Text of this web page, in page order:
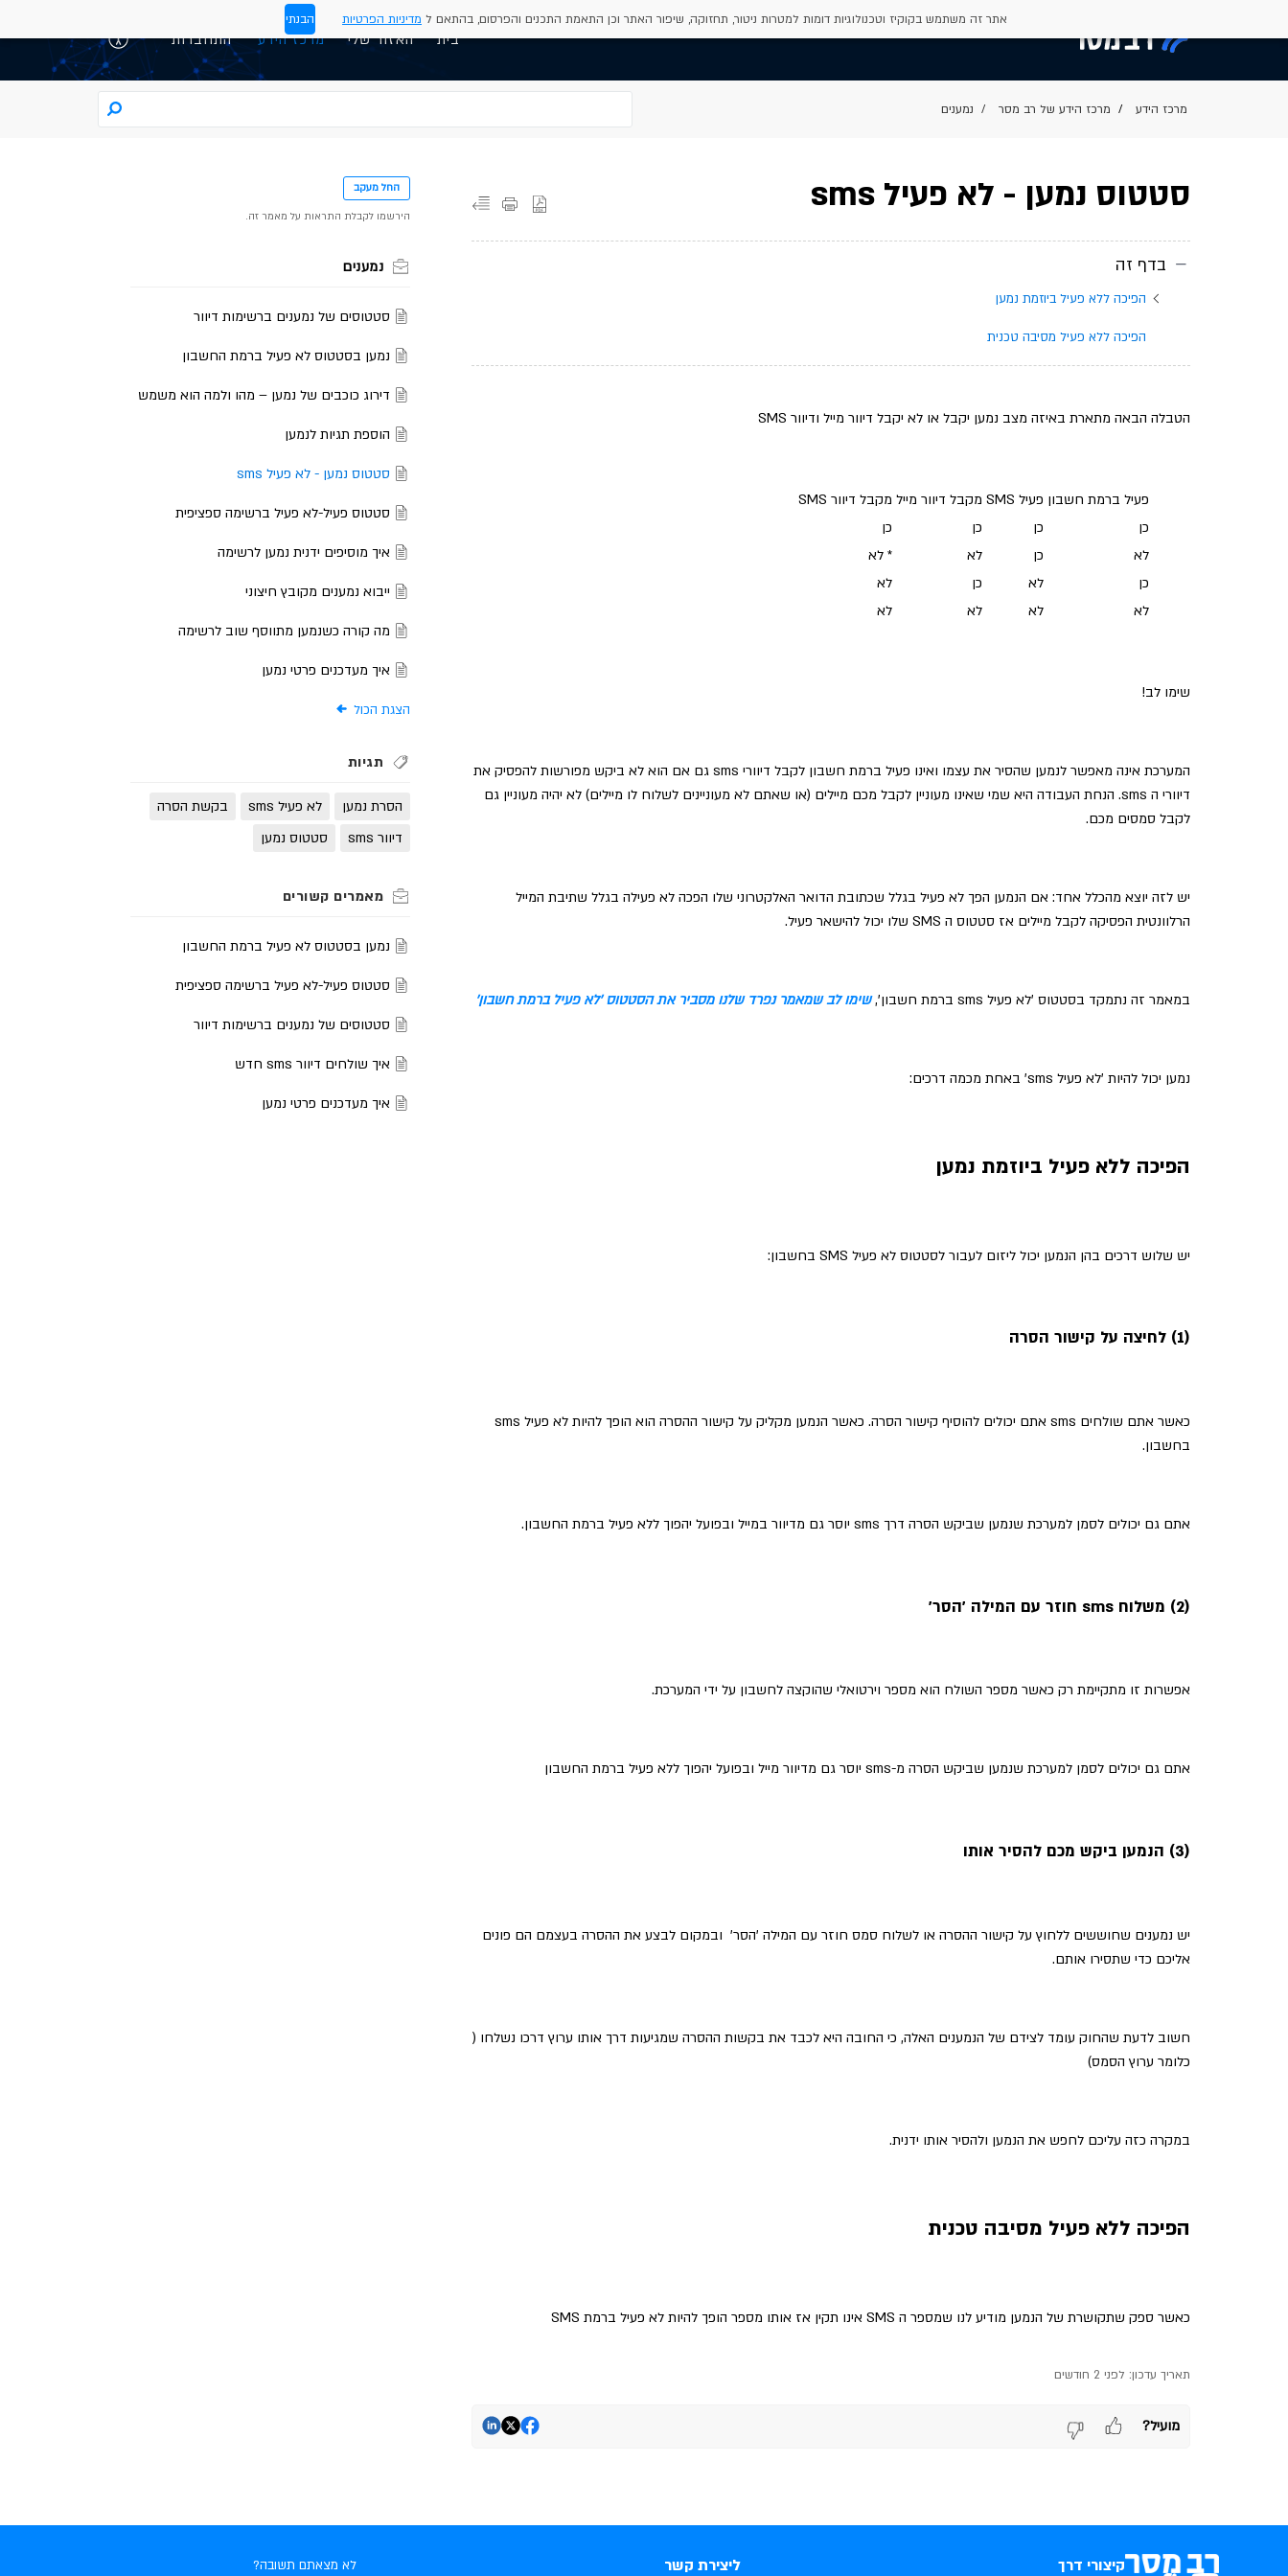
אתר זה משתמש בקוקיז וטכנולוגיות דומות למטרות ניטור, תחזוקה, שיפור האתר וכן התאמת התכנים והפרסום, בהתאם ל מדיניות הפרטיות הבנתי
בית האזור שלי התחברות
מרכז הידע של רב מסר נמענים
סטטוס נמען - לא פעיל sms
בדף זה
הפיכה ללא פעיל ביוזמת נמען
הפיכה ללא פעיל מסיבה טכנית
הטבלה הבאה מתארת באיזה מצב נמען יקבל או לא יקבל דיוור מייל ודיוור SMS
פעיל ברמת חשבון פעיל SMS מקבל דיוור מייל מקבל דיוור SMS
כן
כן כן
כן
לא
כן לא
* לא
כן
לא כן
לא
לא
לא לא לא
שימו לב!
המערכת אינה מאפשר לנמען שהסיר את עצמו ואינו פעיל ברמת חשבון לקבל דיוורי sms גם אם הוא לא ביקש מפורשות להפסיק את
דיוורי ה sms. הנחת העבודה היא שמי שאינו מעוניין לקבל מכם מיילים (או שאתם לא מעוניינים לשלוח לו מיילים) לא יהיה מעוניין גם
לקבל סמסים מכם.
יש לזה יוצא מהכלל אחד: אם הנמען הפך לא פעיל בגלל שכתובת הדואר האלקטרוני שלו הפכה לא פעילה בגלל שתיבת המייל
הרלוונטית הפסיקה לקבל מיילים אז סטטוס ה SMS שלו יכול להישאר פעיל.
במאמר זה נתמקד בסטטוס 'לא פעיל sms ברמת חשבון', שימו לב שמאמר נפרד שלנו מסביר את הסטטוס 'לא פעיל ברמת חשבון'
נמען יכול להיות 'לא פעיל sms' באחת מכמה דרכים:
הפיכה ללא פעיל ביוזמת נמען
יש שלוש דרכים בהן הנמען יכול ליזום לעבור לסטטוס לא פעיל SMS בחשבון:
(1) לחיצה על קישור הסרה
כאשר אתם שולחים sms אתם יכולים להוסיף קישור הסרה. כאשר הנמען מקליק על קישור ההסרה הוא הופך להיות לא פעיל sms
בחשבון.
אתם גם יכולים לסמן למערכת שנמען שביקש הסרה דרך sms יוסר גם מדיוור במייל ובפועל יהפוך ללא פעיל ברמת החשבון.
(2) משלוח sms חוזר עם המילה 'הסר'
אפשרות זו מתקיימת רק כאשר מספר השולח הוא מספר וירטואלי שהוקצה לחשבון על ידי המערכת.
אתם גם יכולים לסמן למערכת שנמען שביקש הסרה מ-sms יוסר גם מדיוור מייל ובפועל יהפוך ללא פעיל ברמת החשבון
(3) הנמען ביקש מכם להסיר אותו
יש נמענים שחוששים ללחוץ על קישור ההסרה או לשלוח סמס חוזר עם המילה 'הסר' ובמקום לבצע את ההסרה בעצמם הם פונים
אליכם כדי שתסירו אותם.
חשוב לדעת שהחוק עומד לצידם של הנמענים האלה, כי החובה היא לכבד את בקשות ההסרה שמגיעות דרך אותו ערוץ דרכו נשלחו (
כלומר ערוץ הסמס)
במקרה כזה עליכם לחפש את הנמען ולהסיר אותו ידנית.
הפיכה ללא פעיל מסיבה טכנית
כאשר ספק שתקושרת של הנמען מודיע לנו שמספר ה SMS אינו תקין אז אותו מספר הופך להיות לא פעיל ברמת SMS
תאריך עדכון: לפני 2 חודשים
מועיל?
החל מעקב
נמענים
סטטוסים של נמענים ברשימות דיוור
נמען בסטטוס לא פעיל ברמת החשבון
דירוג כוכבים של נמען – מהו ולמה הוא משמש
הוספת תגיות לנמען
סטטוס נמען - לא פעיל sms
סטטוס פעיל-לא פעיל ברשימה ספציפית
איך מוסיפים ידנית נמען לרשימה
ייבוא נמענים מקובץ חיצוני
מה קורה כשנמען מתווסף שוב לרשימה
איך מעדכנים פרטי נמען
הצגת הכול
תגיות
הסרת נמען לא פעיל sms
בקשת הסרה
דיוור sms
סטטוס נמען
נמען בסטטוס לא פעיל ברמת החשבון
סטטוס פעיל-לא פעיל ברשימה ספציפית
סטטוסים של נמענים ברשימות דיוור
איך שולחים דיוור sms חדש
איך מעדכנים פרטי נמען
קיצורי דרך ליצירת קשר לא מצאתם תשובה?